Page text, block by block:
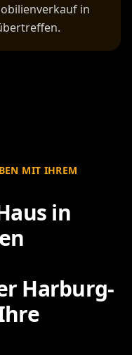
in
MIT IHREM
in
Harburg-